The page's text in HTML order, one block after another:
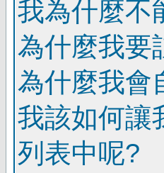
我為什麼不
為什麼我要
為什麼我會
我該如何讓
列表中呢?